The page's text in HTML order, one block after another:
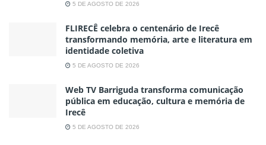
5 DE AGOSTO DE 2026
FLIRECÊ celebra o centenário de Irecê
transformando memória, arte e literatura em
identidade coletiva
5 DE AGOSTO DE 2026
Web TV Barriguda transforma comunicação
pública em educação, cultura e memória de
Irecê
5 DE AGOSTO DE 2026